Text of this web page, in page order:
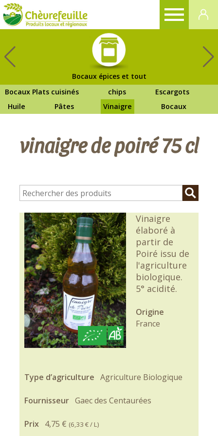
Bocaux épices et tout
Bocaux Plats cuisinés
chips
Escargots
Huile
Pâtes Vinaigre Bocaux
vinaigre de poiré 75 cl
Vinaigre
élaboré à
partir de
Poiré issu de
l'agriculture
biologique.
5° acidité.
Origine
France
Type d’agriculture Agriculture Biologique
Fournisseur Gaec des Centaurées
Prix 4,75 € (6,33 €/ L)